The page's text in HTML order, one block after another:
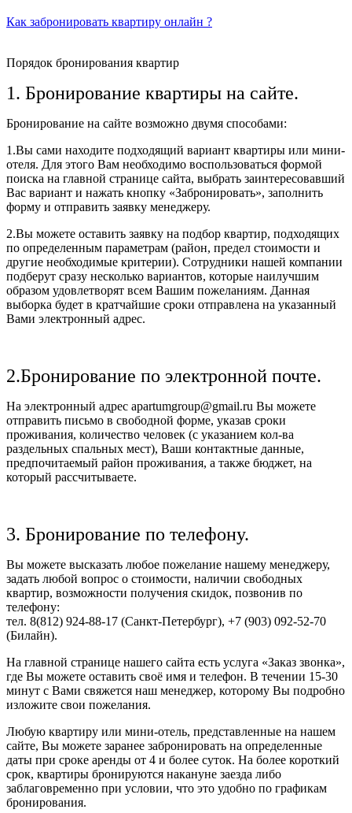
Как забронировать квартиру онлайн ?
Порядок бронирования квартир
1. Бронирование квартиры на сайте.
Бронирование на сайте возможно двумя способами:
1.Вы сами находите подходящий вариант квартиры или мини-
отеля. Для этого Вам необходимо воспользоваться формой
поиска на главной странице сайта, выбрать заинтересовавший
Вас вариант и нажать кнопку «Забронировать», заполнить
форму и отправить заявку менеджеру.
2.Вы можете оставить заявку на подбор квартир, подходящих
по определенным параметрам (район, предел стоимости и
другие необходимые критерии). Сотрудники нашей компании
подберут сразу несколько вариантов, которые наилучшим
образом удовлетворят всем Вашим пожеланиям. Данная
выборка будет в кратчайшие сроки отправлена на указанный
Вами электронный адрес.
2.Бронирование по электронной почте.
На электронный адрес apartumgroup@gmail.ru Вы можете
отправить письмо в свободной форме, указав сроки
проживания, количество человек (с указанием кол-ва
раздельных спальных мест), Ваши контактные данные,
предпочитаемый район проживания, а также бюджет, на
который рассчитываете.
3. Бронирование по телефону.
Вы можете высказать любое пожелание нашему менеджеру,
задать любой вопрос о стоимости, наличии свободных
квартир, возможности получения скидок, позвонив по
телефону:
тел. 8(812) 924-88-17 (Санкт-Петербург), +7 (903) 092-52-70
(Билайн).
На главной странице нашего сайта есть услуга «Заказ звонка»,
где Вы можете оставить своё имя и телефон. В течении 15-30
минут с Вами свяжется наш менеджер, которому Вы подробно
изложите свои пожелания.
Любую квартиру или мини-отель, представленные на нашем
сайте, Вы можете заранее забронировать на определенные
даты при сроке аренды от 4 и более суток. На более короткий
срок, квартиры бронируются накануне заезда либо
заблаговременно при условии, что это удобно по графикам
бронирования.